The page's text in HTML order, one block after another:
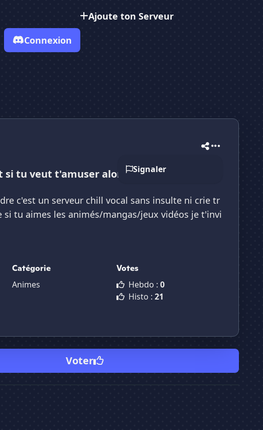
Ajoute ton Serveur
Connexion
Signaler
si tu veut t'amuser alors join
c'est un serveur chill vocal sans insulte ni crie tr
tu aimes les animés/mangas/jeux vidéos je t'invi
Catégorie
Animes
Votes
Hebdo :0
Histo :21
Voter